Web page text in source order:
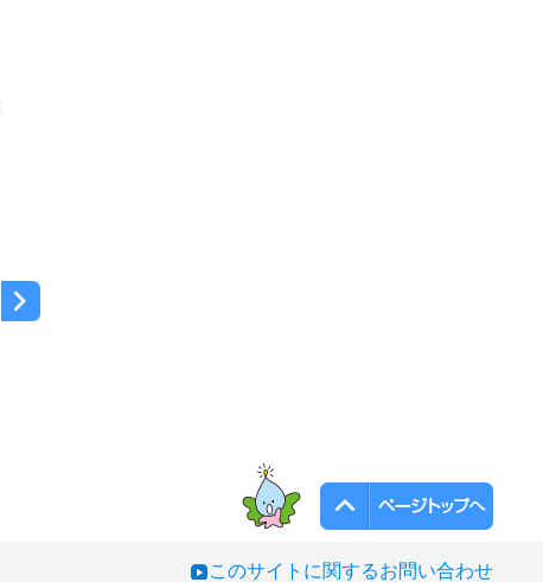
このサイトに関するお問い合わせ